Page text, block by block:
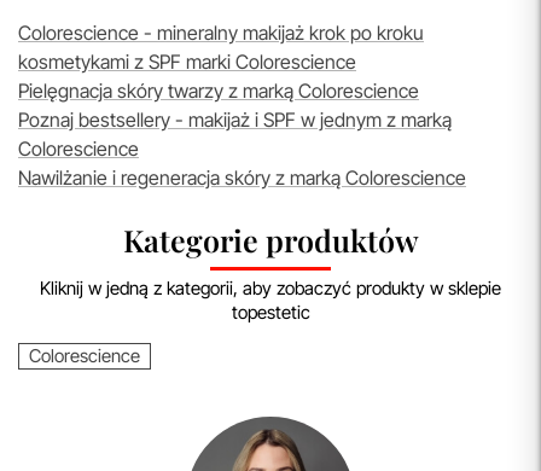
Colorescience - mineralny makijaż krok po kroku
kosmetykami z SPF marki Colorescience
Pielęgnacja skóry twarzy z marką Colorescience
Poznaj bestsellery - makijaż i SPF w jednym z marką
Colorescience
Nawilżanie i regeneracja skóry z marką Colorescience
Kategorie produktów
Kliknij w jedną z kategorii, aby zobaczyć produkty w sklepie
topestetic
Colorescience